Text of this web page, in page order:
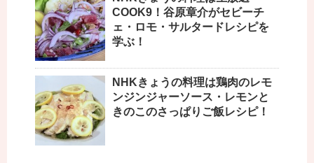
COOK9！谷原章介がセビーチ
ェ・ロモ・サルタードレシピを
学ぶ！
NHKきょうの料理は鶏肉のレモ
ンジンジャーソース・レモンと
きのこのさっぱりご飯レシピ！